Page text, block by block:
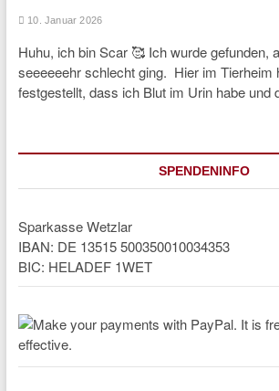
10. Januar 2026
Huhu, ich bin Scar 🥰 Ich wurde gefunden,
seeeeeehr schlecht ging. Hier im Tierheim
festgestellt, dass ich Blut im Urin habe und
SPENDENINFO
Sparkasse Wetzlar
IBAN: DE 13515 500350010034353
BIC: HELADEF 1WET